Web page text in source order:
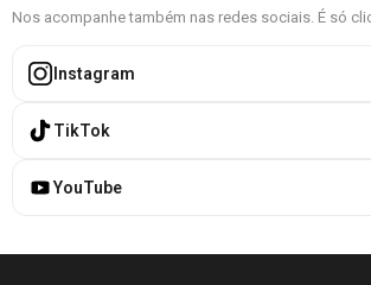
Nos acompanhe também nas redes sociais. É só
Instagram
TikTok
YouTube